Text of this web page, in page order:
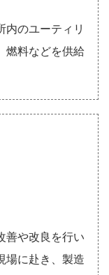
内のユーティリ
燃料などを供給
善や改良を行い
場に赴き、製造